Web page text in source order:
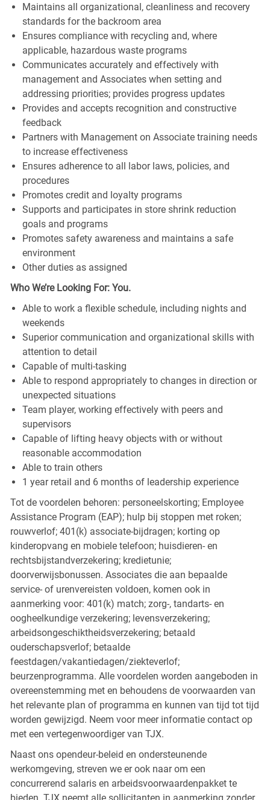
Maintains all organizational, cleanliness and recovery
standards for the backroom area
Ensures compliance with recycling and, where
applicable, hazardous waste programs
Communicates accurately and effectively with
management and Associates when setting and
addressing priorities; provides progress updates
Provides and accepts recognition and constructive
feedback
Partners with Management on Associate training needs
to increase effectiveness
Ensures adherence to all labor laws, policies, and
procedures
Promotes credit and loyalty programs
Supports and participates in store shrink reduction
goals and programs
Promotes safety awareness and maintains a safe
environment
Other duties as assigned
Who We’re Looking For: You.
Able to work a flexible schedule, including nights and
weekends
Superior communication and organizational skills with
attention to detail
Capable of multi-tasking
Able to respond appropriately to changes in direction or
unexpected situations
Team player, working effectively with peers and
supervisors
Capable of lifting heavy objects with or without
reasonable accommodation
Able to train others
1 year retail and 6 months of leadership experience
Tot de voordelen behoren: personeelskorting; Employee
Assistance Program (EAP); hulp bij stoppen met roken;
rouwverlof; 401(k) associate-bijdragen; korting op
kinderopvang en mobiele telefoon; huisdieren- en
rechtsbijstandverzekering; kredietunie;
doorverwijsbonussen. Associates die aan bepaalde
service- of urenvereisten voldoen, komen ook in
aanmerking voor: 401(k) match; zorg-, tandarts- en
oogheelkundige verzekering; levensverzekering;
arbeidsongeschiktheidsverzekering; betaald
ouderschapsverlof; betaalde
feestdagen/vakantiedagen/ziekteverlof;
beurzenprogramma. Alle voordelen worden aangeboden in
overeenstemming met en behoudens de voorwaarden van
het relevante plan of programma en kunnen van tijd tot tijd
worden gewijzigd. Neem voor meer informatie contact op
met een vertegenwoordiger van TJX.
Naast ons opendeur-beleid en ondersteunende
werkomgeving, streven we er ook naar om een
concurrerend salaris en arbeidsvoorwaardenpakket te
bieden. TJX neemt alle sollicitanten in aanmerking zonder